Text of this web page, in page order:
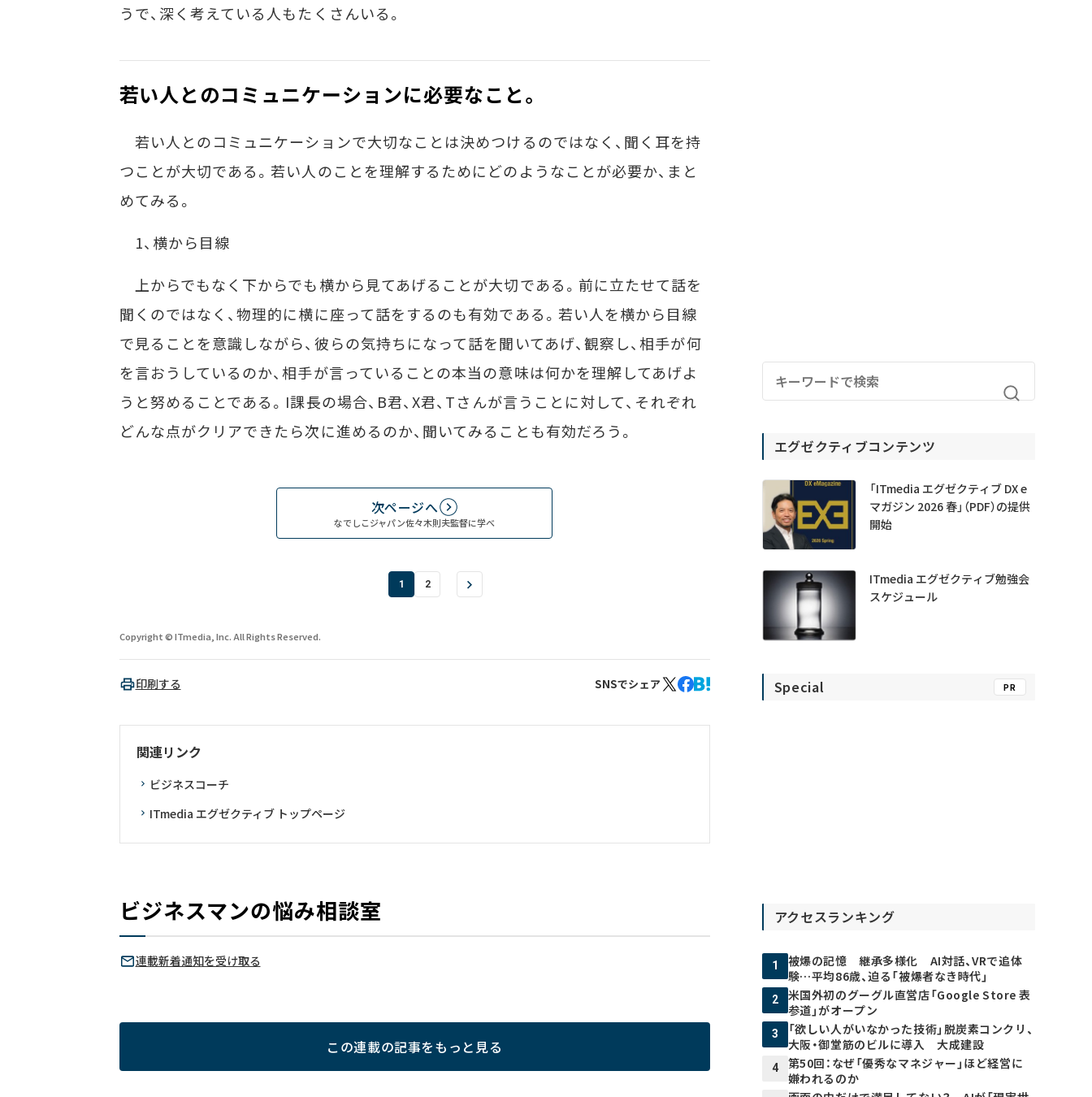
うで、深く考えている人もたくさんいる。
若い人とのコミュニケーションに必要なこと。
若い人とのコミュニケーションで大切なことは決めつけるのではなく、聞く耳を持
つことが大切である。若い人のことを理解するためにどのようなことが必要か、まと
めてみる。
1、横から目線
上からでもなく下からでも横から見てあげることが大切である。前に立たせて話を
聞くのではなく、物理的に横に座って話をするのも有効である。若い人を横から目線
で見ることを意識しながら、彼らの気持ちになって話を聞いてあげ、観察し、相手が何
を言おうしているのか、相手が言っていることの本当の意味は何かを理解してあげよ
うと努めることである。I課長の場合、B君、X君、Tさんが言うことに対して、それぞれ
どんな点がクリアできたら次に進めるのか、聞いてみることも有効だろう。
次ページへ
なでしこジャパン佐々木則夫監督に学べ
1 2
Copyright © ITmedia, Inc. All Rights Reserved.
印刷する SNSでシェア
関連リンク
ビジネスコーチ
ITmedia エグゼクティブ トップページ
ビジネスマンの悩み相談室
連載新着通知を受け取る
この連載の記事をもっと見る
エグゼクティブコンテンツ
「ITmedia エグゼクティブ DX e
マガジン 2026 春」（PDF）の提供
開始
ITmedia エグゼクティブ勉強会
スケジュール
Special PR
アクセスランキング
1
被爆の記憶 継承多様化 AI対話、VRで追体
験…平均86歳、迫る「被爆者なき時代」
2
米国外初のグーグル直営店「Google Store 表
参道」がオープン
3
「欲しい人がいなかった技術」脱炭素コンクリ、
大阪・御堂筋のビルに導入 大成建設
4
第50回：なぜ「優秀なマネジャー」ほど経営に
嫌われるのか